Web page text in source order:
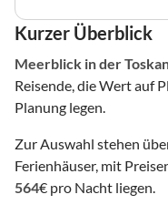
Kurzer Überblick
Meerblick in der
Reisende, die Wert auf
Planung legen.
Zur Auswahl stehen
Ferienhäuser, mit
564€ pro Nacht liegen.